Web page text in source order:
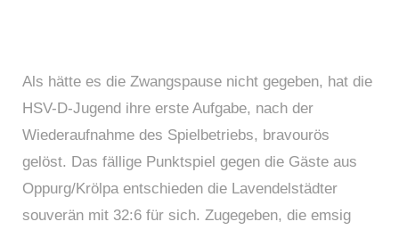
Als hätte es die Zwangspause nicht gegeben, hat die
HSV-D-Jugend ihre erste Aufgabe, nach der
Wiederaufnahme des Spielbetriebs, bravourös
gelöst. Das fällige Punktspiel gegen die Gäste aus
Oppurg/Krölpa entschieden die Lavendelstädter
souverän mit 32:6 für sich. Zugegeben, die emsig